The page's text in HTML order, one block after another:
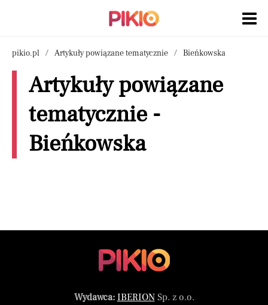
pikio.pl Artykuły powiązane tematycznie Bieńkowska
Artykuły powiązane
tematycznie -
Bieńkowska
Wydawca: IBERIONSp. z o.o.